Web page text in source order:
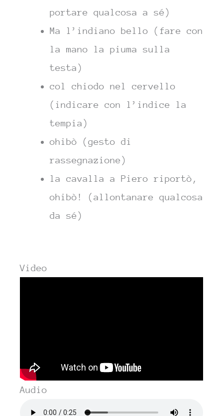
portare qualcosa a sé)
Ma l’indiano bello (fare con
la mano la piuma sulla
testa)
col chiodo nel cervello
(indicare con l’indice la
tempia)
ohibò (gesto di
rassegnazione)
la cavalla a Piero riportò,
ohibò! (allontanare qualcosa
da sé)
Video
Audio